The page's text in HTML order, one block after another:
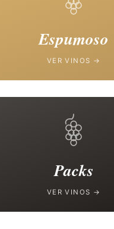
Espumoso
VER VINOS →
Packs
VER VINOS →